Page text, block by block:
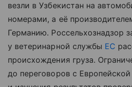
везли в Узбекистан на
номерами, а её
Германию. Россельхознадзор
у ветеринарной службы ЕС
происхождения груза.
до переговоров с